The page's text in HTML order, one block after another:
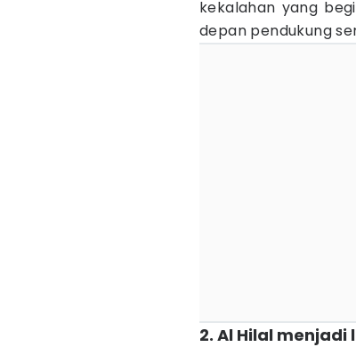
kekalahan yang
depan pendukung
2. Al Hilal